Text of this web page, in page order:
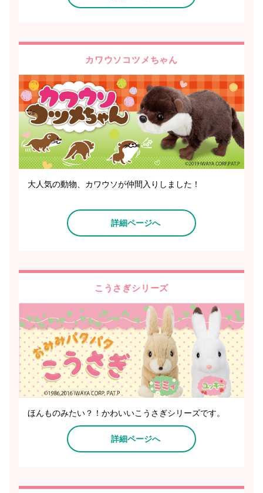
カワウソコツメちゃん
大人気の動物、カワウソが仲間入りしました！
詳細ページへ
こうさぎシリーズ
ほんものみたい？！かわいいこうさぎシリーズです。
詳細ページへ